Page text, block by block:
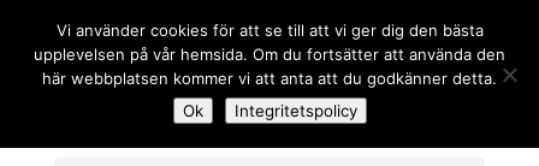
Vi använder cookies för att se till att vi ger dig den bästa
upplevelsen på vår hemsida. Om du fortsätter att använda den
här webbplatsen kommer vi att anta att du godkänner detta.
Ok
Integritetspolicy